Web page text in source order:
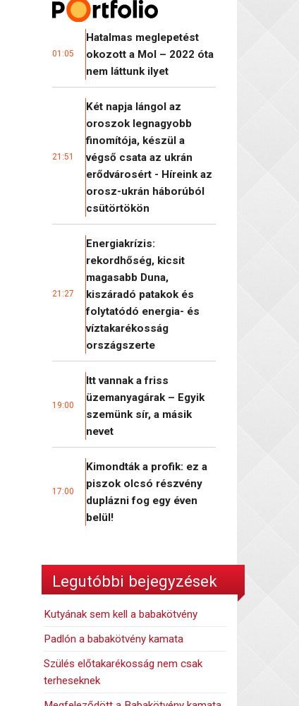
01:05
Hatalmas meglepetést
okozott a Mol – 2022 óta
nem láttunk ilyet
21:51
Két napja lángol az
oroszok legnagyobb
finomítója, készül a
végső csata az ukrán
erődvárosért - Híreink az
orosz-ukrán háborúból
csütörtökön
21:27
Energiakrízis:
rekordhőség, kicsit
magasabb Duna,
kiszáradó patakok és
folytatódó energia- és
víztakarékosság
országszerte
19:00
Itt vannak a friss
üzemanyagárak – Egyik
szemünk sír, a másik
nevet
17:00
Kimondták a profik: ez a
piszok olcsó részvény
duplázni fog egy éven
belül!
Legutóbbi bejegyzések
Kutyának sem kell a babakötvény
Padlón a babakötvény kamata
Szülés előtakarékosság nem csak
terheseknek